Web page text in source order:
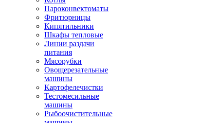
Пароконвектоматы
Фритюрницы
Кипятильники
Шкафы тепловые
Линии раздачи
питания
Мясорубки
Овощерезательные
машины
Картофелечистки
Тестомесильные
машины
Рыбоочистительные